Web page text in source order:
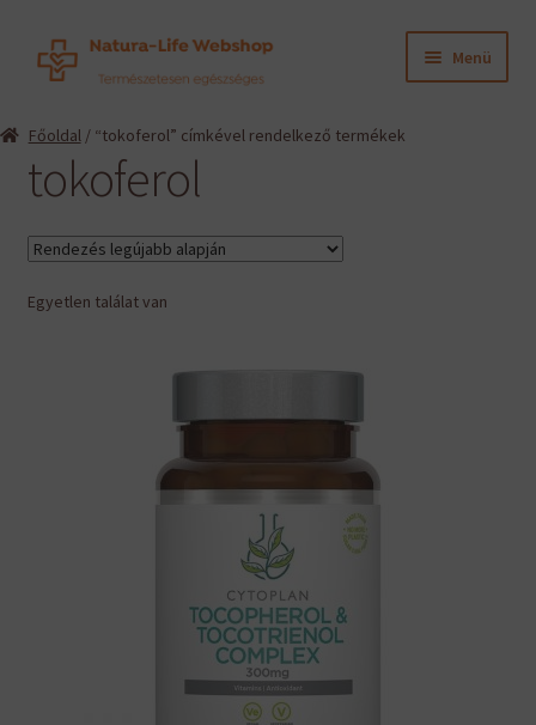
Ugrás
Kilépés
Menü
Információk
Gyártók
Hírek
Viszonteladók, szakembereknek
Főoldal/ “tokoferol” címkével rendelkező termékek
tokoferol
Egyetlen találat van